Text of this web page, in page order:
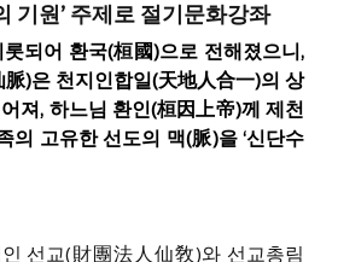
기원’ 주제로 절기문화강좌
되어 환국(桓國)으로 전해졌으니,
)은 천지인합일(天地人合一)의 상
져, 하느님 환인(桓因上帝)께 제천
고유한 선도의 맥(脈)을 ‘신단수
선교(財團法人仙敎)와 선교총림